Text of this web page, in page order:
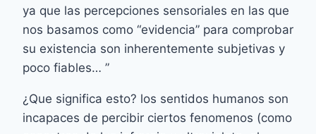
ya que las percepciones sensoriales en las que
nos basamos como “evidencia” para comprobar
su existencia son inherentemente subjetivas y
poco fiables… ”
¿Que significa esto? los sentidos humanos son
incapaces de percibir ciertos fenomenos (como